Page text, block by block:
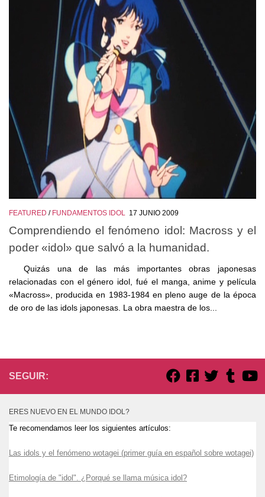
FEATURED / FUNDAMENTOS IDOL 17 JUNIO 2009
Comprendiendo el fenómeno idol: Macross y el
poder «idol» que salvó a la humanidad.
Quizás una de las más importantes obras japonesas
relacionadas con el género idol, fué el manga, anime y película
«Macross», producida en 1983-1984 en pleno auge de la época
de oro de las idols japonesas. La obra maestra de los...
SEGUIR:
ERES NUEVO EN EL MUNDO IDOL?
Te recomendamos leer los siguientes artículos:
Las idols y el fenómeno wotagei (primer guía en español sobre wotagei)
Etimología de "idol". ¿Porqué se llama música idol?